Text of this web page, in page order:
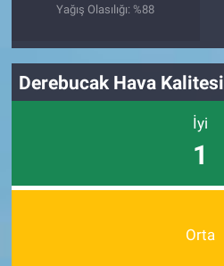
Yağış Olasılığı: %88
Derebucak Hava Kalitesi
İyi
1
Orta